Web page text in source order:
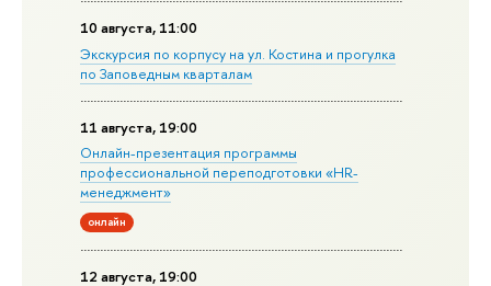
10 августа, 11:00
Экскурсия по корпусу на ул. Костина и прогулка
по Заповедным кварталам
11 августа, 19:00
Онлайн-презентация программы
профессиональной переподготовки «HR-
менеджмент»
онлайн
12 августа, 19:00